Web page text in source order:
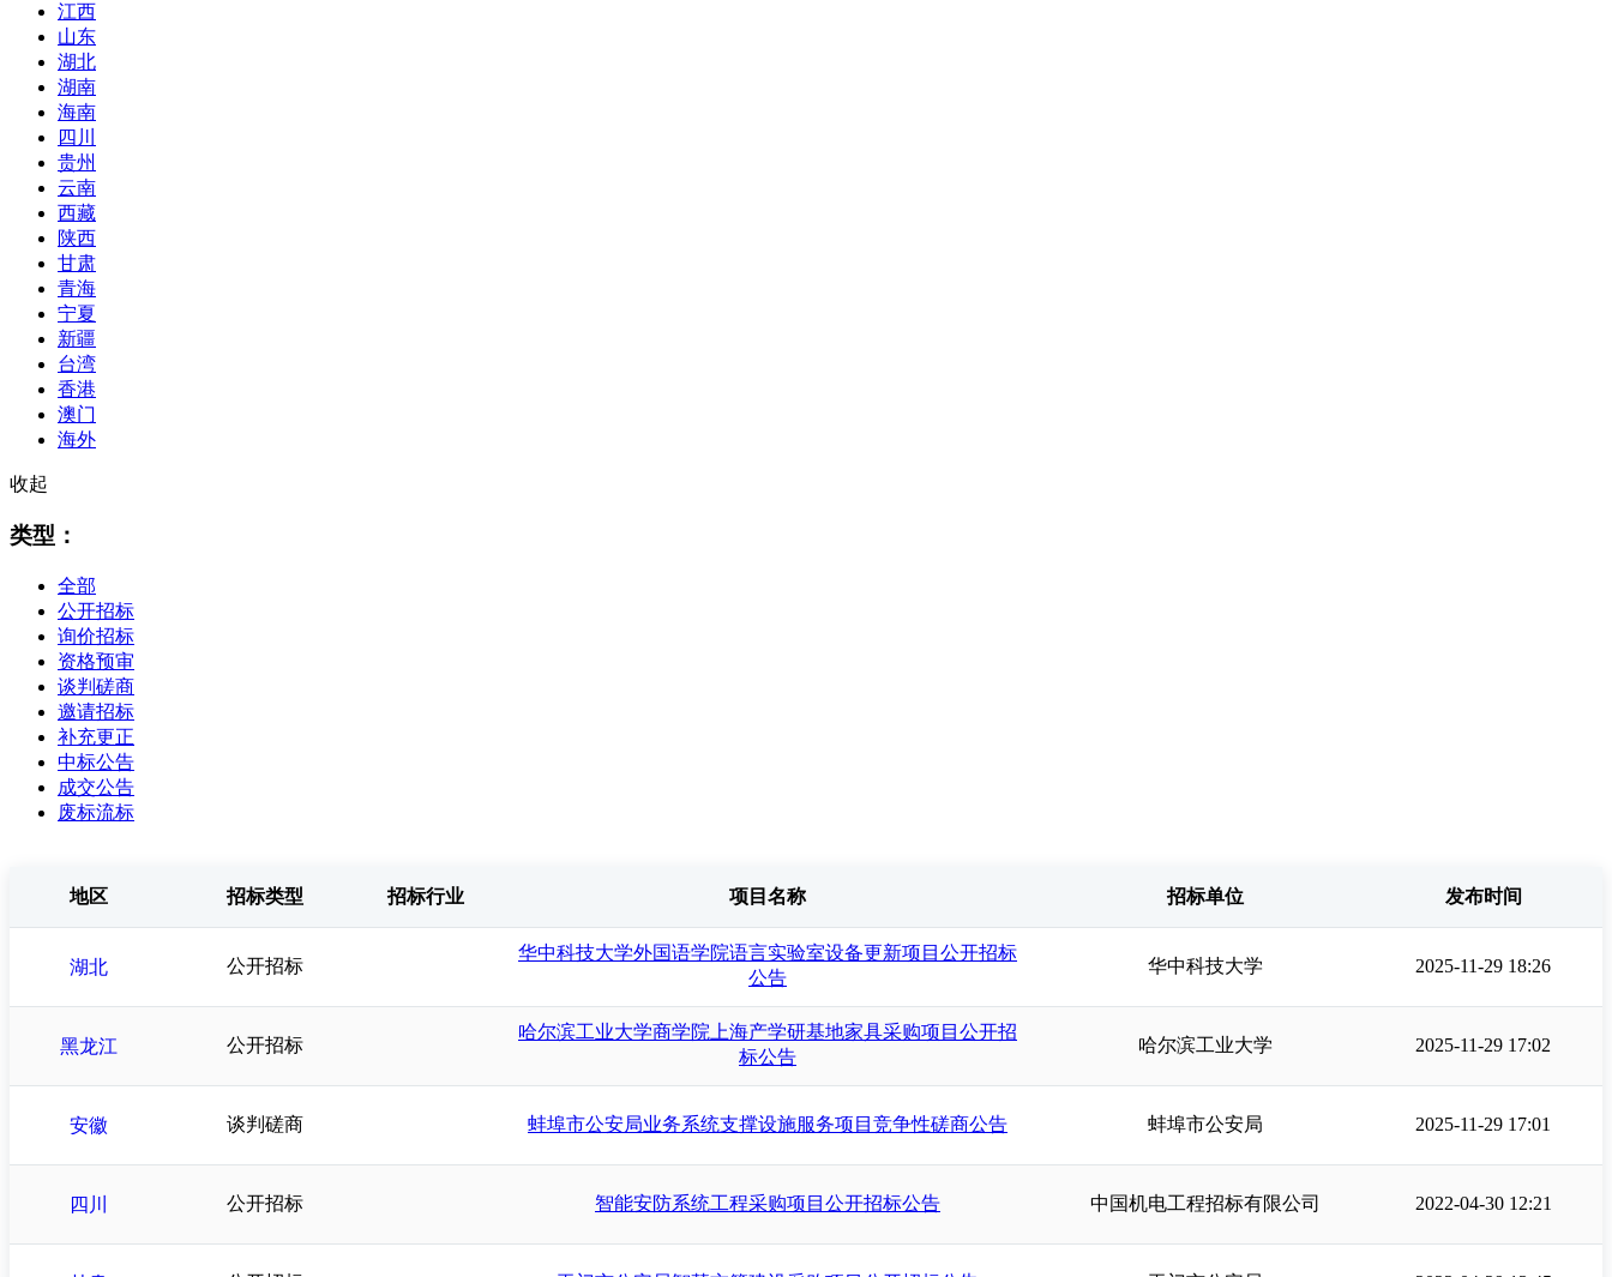
江西
山东
湖北
湖南
海南
四川
贵州
云南
西藏
陕西
甘肃
青海
宁夏
新疆
台湾
香港
澳门
海外
收起
类型：
全部
公开招标
询价招标
资格预审
谈判磋商
邀请招标
补充更正
中标公告
成交公告
废标流标
地区 招标类型 招标行业 项目名称 招标单位 发布时间
湖北 公开招标
华中科技大学外国语学院语言实验室设备更新项目公开招标
公告
华中科技大学 2025-11-29 18:26
黑龙江 公开招标
哈尔滨工业大学商学院上海产学研基地家具采购项目公开招
标公告
哈尔滨工业大学 2025-11-29 17:02
安徽 谈判磋商 蚌埠市公安局业务系统支撑设施服务项目竞争性磋商公告 蚌埠市公安局 2025-11-29 17:01
四川 公开招标 智能安防系统工程采购项目公开招标公告 中国机电工程招标有限公司 2022-04-30 12:21